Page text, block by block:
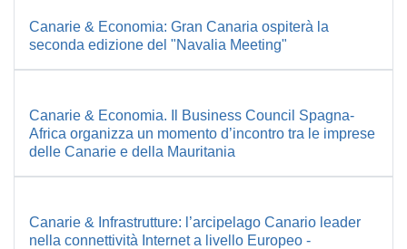
Canarie & Economia: Gran Canaria ospiterà la
seconda edizione del "Navalia Meeting"
Canarie & Economia. Il Business Council Spagna-
Africa organizza un momento d’incontro tra le imprese
delle Canarie e della Mauritania
Canarie & Infrastrutture: l’arcipelago Canario leader
nella connettività Internet a livello Europeo -